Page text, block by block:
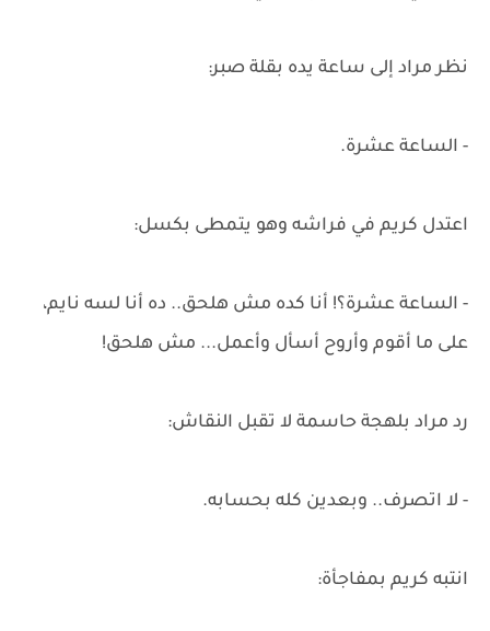
نظر مراد إلى ساعة يده بقلة صبر:
- الساعة عشرة.
اعتدل كريم في فراشه وهو يتمطى بكسل:
- الساعة عشرة؟! أنا كده مش هلحق.. ده أنا لسه نايم،
على ما أقوم وأروح أسأل وأعمل... مش هلحق!
رد مراد بلهجة حاسمة لا تقبل النقاش:
- لا اتصرف.. وبعدين كله بحسابه.
انتبه كريم بمفاجأة: